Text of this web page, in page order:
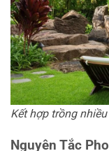
Kết hợp trồng
Nguyên Tắc